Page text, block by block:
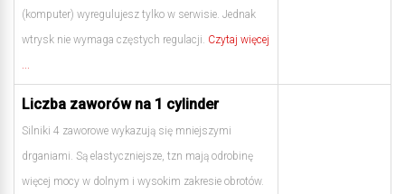
(komputer) wyregulujesz tylko w serwisie. Jednak
wtrysk nie wymaga częstych regulacji. Czytaj więcej
...
Liczba zaworów na 1 cylinder
Silniki 4 zaworowe wykazują się mniejszymi
drganiami. Są elastyczniejsze, tzn mają odrobinę
więcej mocy w dolnym i wysokim zakresie obrotów.